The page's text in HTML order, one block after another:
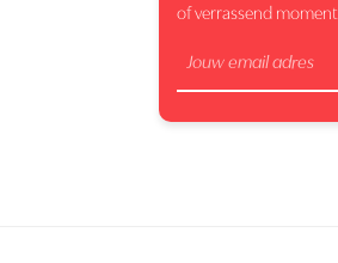
of verrassend moment